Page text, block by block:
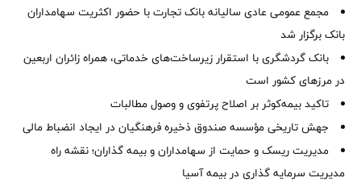
مجمع عمومی عادی سالیانه بانک تجارت با حضور اکثریت سهامداران
بانک برگزار شد
بانک گردشگری با استقرار زیرساخت‌های خدماتی، همراه زائران اربعین
در مرزهای کشور است
تاکید بیمه‌کوثر بر اصلاح پرتفوی و وصول مطالبات ‌
جهش تاریخی مؤسسه صندوق ذخیره فرهنگیان در ایجاد انضباط مالی
مدیریت ریسک و حمایت از سهامداران و بیمه گذاران؛ نقشه راه
مدیریت سرمایه گذاری در بیمه آسیا